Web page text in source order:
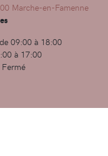
Marche-en-Famenne
09:00 à 18:00
à 17:00